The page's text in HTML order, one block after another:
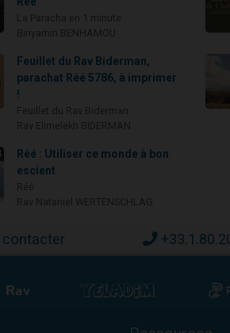
Feuillet du Rav Biderman,
parachat Réé 5786, à imprimer
!
Réé : Utiliser ce monde à bon
escient